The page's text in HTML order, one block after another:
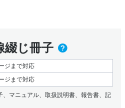
く
）
部限定
綴じ冊子
ジまで対応
ジまで対応
、マニュアル、取扱説明書、報告書、記